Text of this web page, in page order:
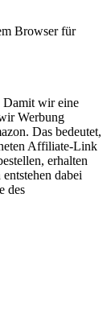
Browser für
Damit wir eine
Werbung
Das bedeutet,
Affiliate-Link
erhalten
dabei
des